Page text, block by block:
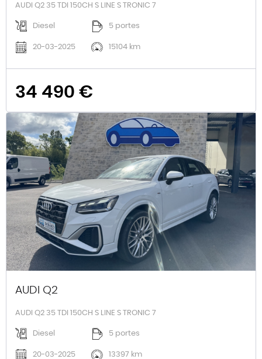
AUDI Q2 35 TDI 150CH S LINE S TRONIC 7
Diesel 5 portes
20-03-2025 15104 km
34 490 €
AUDI Q2
AUDI Q2 35 TDI 150CH S LINE S TRONIC 7
Diesel 5 portes
20-03-2025 13397 km